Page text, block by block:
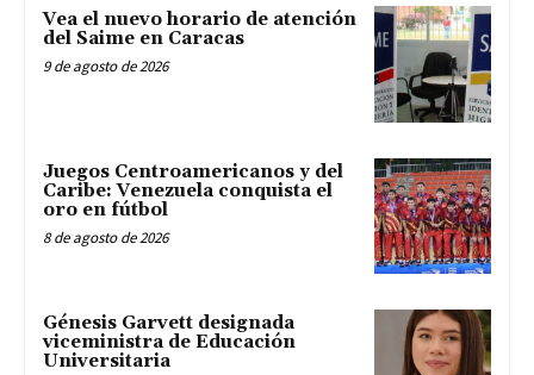
Vea el nuevo horario de atención
del Saime en Caracas
9 de agosto de 2026
Juegos Centroamericanos y del
Caribe: Venezuela conquista el
oro en fútbol
8 de agosto de 2026
Génesis Garvett designada
viceministra de Educación
Universitaria